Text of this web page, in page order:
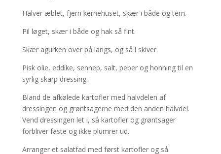
Halver æblet, fjern kernehuset, skær i både og tern.
Pil løget, skær i både og hak så fint.
Skær agurken over på langs, og så i skiver.
Pisk olie, eddike, sennep, salt, peber og honning til en
syrlig skarp dressing.
Bland de afkølede kartofler med halvdelen af
dressingen og grøntsagerne med den anden halvdel.
Vend dressingen let i, så kartofler og grøntsager
forbliver faste og ikke plumrer ud.
Arranger et salatfad med først kartofler og så